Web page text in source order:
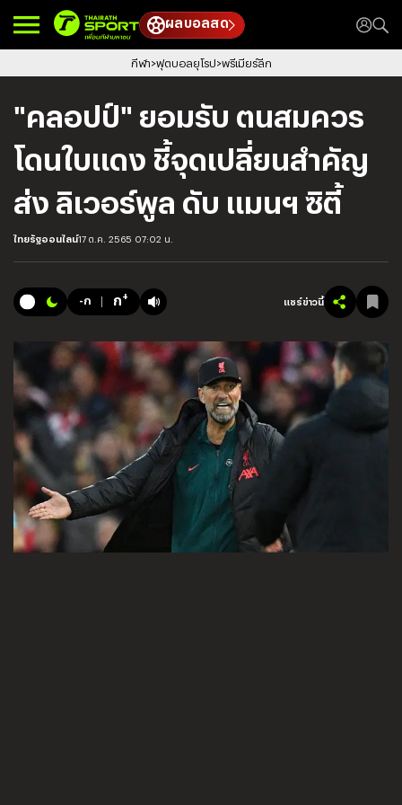
ผลบอลสด
กีฬา ฟุตบอลยุโรป พรีเมียร์ลีก
"คลอปป์" ยอมรับ ตนสมควร
โดนใบแดง ชี้จุดเปลี่ยนสำคัญ
ส่ง ลิเวอร์พูล ดับ แมนฯ ซิตี้
ไทยรัฐออนไลน์17 ต.ค. 2565 07:02 น.
-ก ก+ แชร์ข่าวนี้